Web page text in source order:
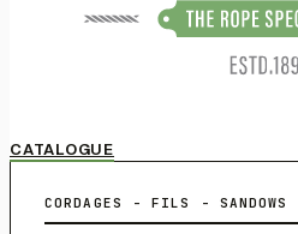
CATALOGUE
CORDAGES - FILS - SANDOWS